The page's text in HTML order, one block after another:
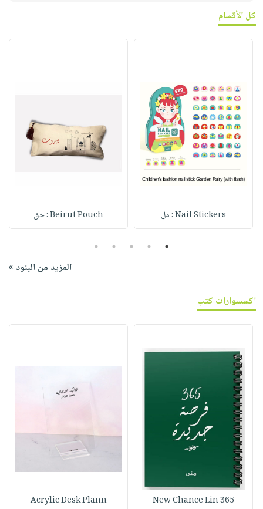
كل الأقسام
Nail Stickers : مل Beirut Pouch : حق
1
2
3
4
5
المزيد من البنود »
اكسسوارات كتب
365 New Chance Lin
Acrylic Desk Plann